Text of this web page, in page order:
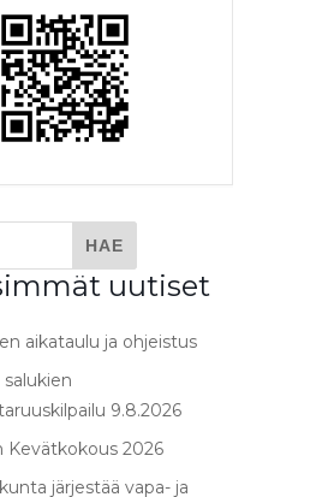
uutiset
aikataulu ja ohjeistus
salukien
9.8.2026
Kevätkokous 2026
järjestää vapa- ja